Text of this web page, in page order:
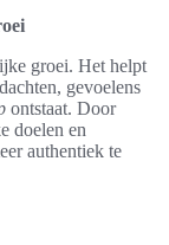
groei. Het helpt
gevoelens
ontstaat. Door
doelen en
authentiek te